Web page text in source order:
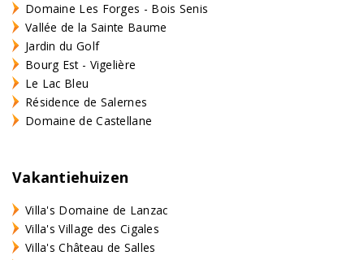
Domaine Les Forges - Bois Senis
Vallée de la Sainte Baume
Jardin du Golf
Bourg Est - Vigelière
Le Lac Bleu
Résidence de Salernes
Domaine de Castellane
Vakantiehuizen
Villa's Domaine de Lanzac
Villa's Village des Cigales
Villa's Château de Salles